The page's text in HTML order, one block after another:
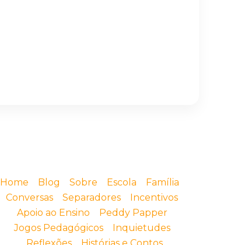
Home Blog Sobre Escola
Família
Conversas
Separadores
Incentivos
Apoio ao Ensino
Peddy Papper
Jogos Pedagógicos
Inquietudes